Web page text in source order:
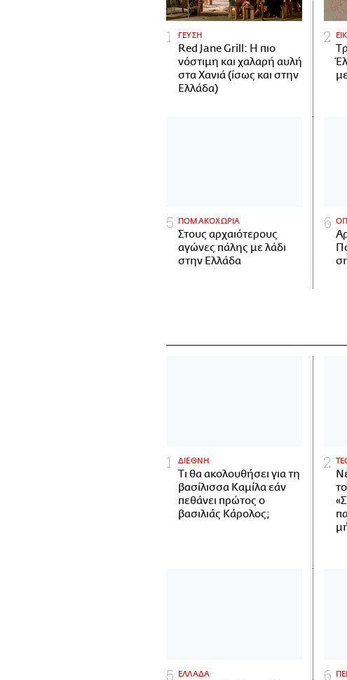
ΓΕΥΣΗ
Red Jane Grill: Η πιο
νόστιμη και χαλαρή αυλή
στα Χανιά (ίσως και στην
Ελλάδα)
ΠΟΜΑΚΟΧΩΡΙΑ
Στους αρχαιότερους
αγώνες πάλης με λάδι
στην Ελλάδα
ΔΙΕΘΝΗ
Τι θα ακολουθήσει για τη
βασίλισσα Καμίλα εάν
πεθάνει πρώτος ο
βασιλιάς Κάρολος;
ΕΛΛΑΔΑ